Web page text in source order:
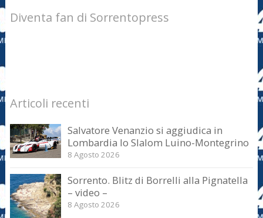
Diventa fan di Sorrentopress
Articoli recenti
Salvatore Venanzio si aggiudica in
Lombardia lo Slalom Luino-Montegrino
8 Agosto 2026
Sorrento. Blitz di Borrelli alla Pignatella
– video –
8 Agosto 2026